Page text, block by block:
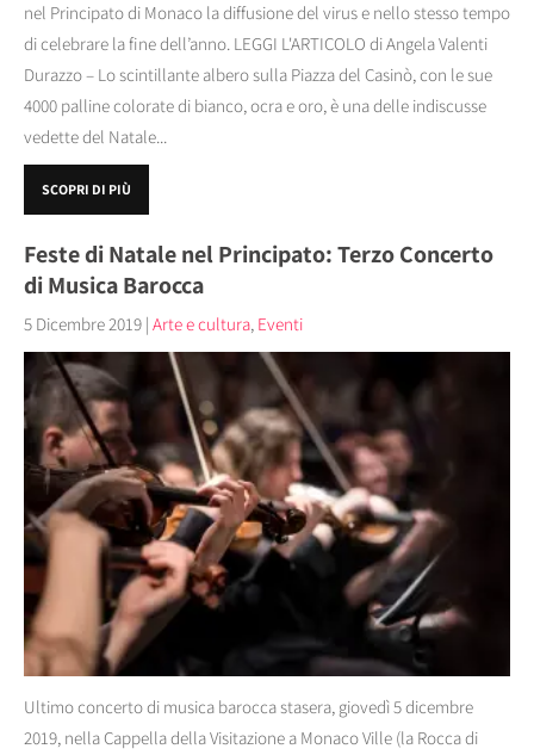
nel Principato di Monaco la diffusione del virus e nello stesso tempo
di celebrare la fine dell’anno. LEGGI L'ARTICOLO di Angela Valenti
Durazzo – Lo scintillante albero sulla Piazza del Casinò, con le sue
4000 palline colorate di bianco, ocra e oro, è una delle indiscusse
vedette del Natale...
SCOPRI DI PIÙ
Feste di Natale nel Principato: Terzo Concerto
di Musica Barocca
5 Dicembre 2019 | Arte e cultura, Eventi
Ultimo concerto di musica barocca stasera, giovedì 5 dicembre
2019, nella Cappella della Visitazione a Monaco Ville (la Rocca di